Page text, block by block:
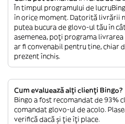
În timpul programului de
în orice moment. Datorită livrării
putea bucura de glovo-ul tău în
asemenea, poți programa
ar fi convenabil pentru tine, chiar
prezent închis.
Cum evaluează alți clienți Bingo?
Bingo a fost recomandat de 93%
comandat glovo-ul de acolo.
verifică dacă și ție îți place.